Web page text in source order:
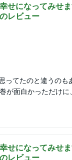
せになってみせ
のレビュー
ってたのと違うのも
が面白かっただけに
せになってみせ
のレビュー